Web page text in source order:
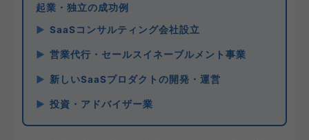
起業・独立の成功例
SaaSコンサルティング会社設立
営業代行・セールスイネーブルメント事業
新しいSaaSプロダクトの開発・運営
投資・アドバイザー業